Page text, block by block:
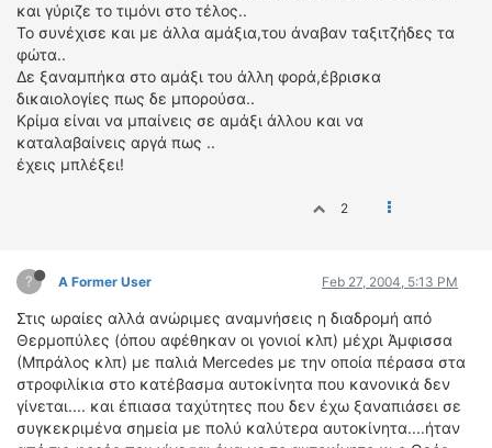
και γύριζε το τιμόνι στο τέλος..
Το συνέχισε και με άλλα αμάξια,του άναβαν ταξιτζήδες τα
φώτα..
Δε ξαναμπήκα στο αμάξι του άλλη φορά,έβρισκα
δικαιολογίες πως δε μπορούσα..
Κρίμα είναι να μπαίνεις σε αμάξι άλλου και να
καταλαβαίνεις αργά πως ..
έχεις μπλέξει!
2
? A Former User Feb 27, 2004, 5:13 PM
Στις ωραίες αλλά ανώριμες αναμνήσεις η διαδρομή από
Θερμοπύλες (όπου αφέθηκαν οι γονιοί κλπ) μέχρι Άμφισσα
(Μπράλος κλπ) με παλιά Mercedes με την οποία πέρασα στα
στροφιλίκια στο κατέβασμα αυτοκίνητα που κανονικά δεν
γίνεται.... και έπιασα ταχύτητες που δεν έχω ξαναπιάσει σε
συγκεκριμένα σημεία με πολύ καλύτερα αυτοκίνητα....ήταν
2ΤΡΟΧΟΙ
ΟΔΗΓΟΥΜΕ
ΕΠΙΚΑΙΡΟΤΗΤΑ
ΑΓΩΝΕΣ
CLASSIC